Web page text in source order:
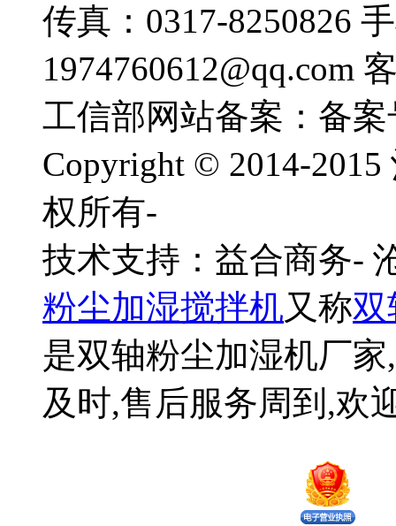
传真：0317-8250826
1974760612@qq.com
工信部网站备案：备案
Copyright © 2014-
权所有-
技术支持：益合商务-
粉尘加湿搅拌机又称双
是双轴粉尘加湿机厂
及时,售后服务周到,欢